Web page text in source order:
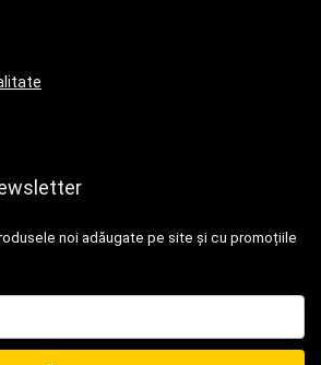
noi adăugate pe site și cu promoțiile